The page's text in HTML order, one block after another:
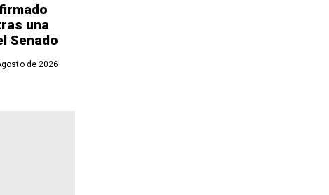
una
Senado
de 2026